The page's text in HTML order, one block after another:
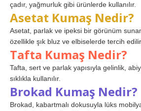
çadır, yağmurluk gibi ürünlerde kullanılır.
Asetat Kumaş Nedir?
Asetat, parlak ve ipeksi bir görünüm
özellikle şık bluz ve elbiselerde tercih
Tafta Kumaş Nedir?
Tafta, sert ve parlak yapısıyla gelinlik,
sıklıkla kullanılır.
Brokad Kumaş Nedir?
Brokad, kabartmalı dokusuyla lüks